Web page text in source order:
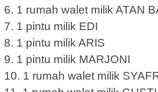
6. 1 rumah walet milik ATAN
7. 1 pintu milik EDI
8. 1 pintu milik ARIS
9. 1 pintu milik MARJONI
10. 1 rumah walet milik